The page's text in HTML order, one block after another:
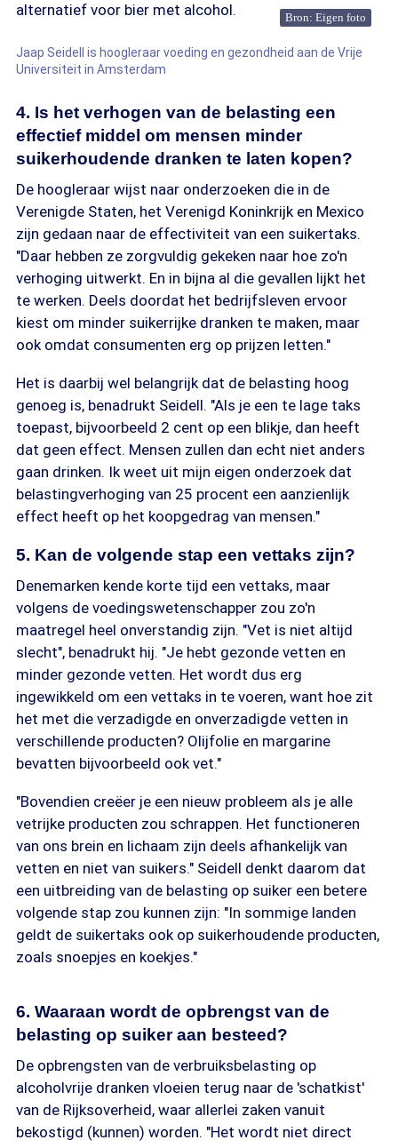
alternatief voor bier met alcohol.
Bron: Eigen foto
Jaap Seidell is hoogleraar voeding en gezondheid aan de Vrije
Universiteit in Amsterdam
4. Is het verhogen van de belasting een
effectief middel om mensen minder
suikerhoudende dranken te laten kopen?
De hoogleraar wijst naar onderzoeken die in de
Verenigde Staten, het Verenigd Koninkrijk en Mexico
zijn gedaan naar de effectiviteit van een suikertaks.
"Daar hebben ze zorgvuldig gekeken naar hoe zo'n
verhoging uitwerkt. En in bijna al die gevallen lijkt het
te werken. Deels doordat het bedrijfsleven ervoor
kiest om minder suikerrijke dranken te maken, maar
ook omdat consumenten erg op prijzen letten."
Het is daarbij wel belangrijk dat de belasting hoog
genoeg is, benadrukt Seidell. "Als je een te lage taks
toepast, bijvoorbeeld 2 cent op een blikje, dan heeft
dat geen effect. Mensen zullen dan echt niet anders
gaan drinken. Ik weet uit mijn eigen onderzoek dat
belastingverhoging van 25 procent een aanzienlijk
effect heeft op het koopgedrag van mensen."
5. Kan de volgende stap een vettaks zijn?
Denemarken kende korte tijd een vettaks, maar
volgens de voedingswetenschapper zou zo'n
maatregel heel onverstandig zijn. "Vet is niet altijd
slecht", benadrukt hij. "Je hebt gezonde vetten en
minder gezonde vetten. Het wordt dus erg
ingewikkeld om een vettaks in te voeren, want hoe zit
het met die verzadigde en onverzadigde vetten in
verschillende producten? Olijfolie en margarine
bevatten bijvoorbeeld ook vet."
"Bovendien creëer je een nieuw probleem als je alle
vetrijke producten zou schrappen. Het functioneren
van ons brein en lichaam zijn deels afhankelijk van
vetten en niet van suikers." Seidell denkt daarom dat
een uitbreiding van de belasting op suiker een betere
volgende stap zou kunnen zijn: "In sommige landen
geldt de suikertaks ook op suikerhoudende producten,
zoals snoepjes en koekjes."
6. Waaraan wordt de opbrengst van de
belasting op suiker aan besteed?
De opbrengsten van de verbruiksbelasting op
alcoholvrije dranken vloeien terug naar de 'schatkist'
van de Rijksoverheid, waar allerlei zaken vanuit
bekostigd (kunnen) worden. "Het wordt niet direct